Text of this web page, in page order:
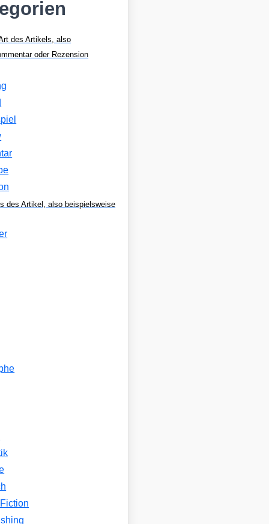
des Artikels, also
oder Rezension
des Artikel, also beispielsweise